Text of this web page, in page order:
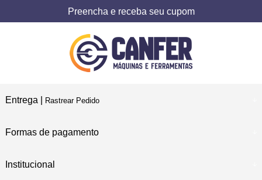
Preencha e receba seu cupom
Entrega | Rastrear Pedido
Formas de pagamento
Institucional